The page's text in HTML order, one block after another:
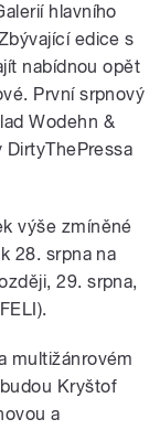
hlavního
edice s
nabídnou opět
První srpnový
Wodehn &
výše zmíněné
28. srpna na
29. srpna,
multižánrovém
Kryštof
a